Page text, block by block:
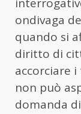
ondivaga
quando si
diritto di
accorciare
non può
domanda